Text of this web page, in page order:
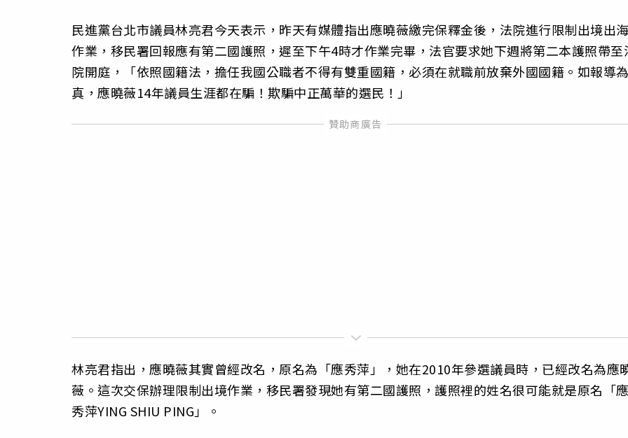
民進黨台北市議員林亮君今天表示，昨天有媒體指出應曉薇繳完保釋金後，法院進行限制出境出海
作業，移民署回報應有第二國護照，遲至下午4時才作業完畢，法官要求她下週將第二本護照帶至
院開庭，「依照國籍法，擔任我國公職者不得有雙重國籍，必須在就職前放棄外國國籍。如報導為
真，應曉薇14年議員生涯都在騙！欺騙中正萬華的選民！」
林亮君指出，應曉薇其實曾經改名，原名為「應秀萍」，她在2010年參選議員時，已經改名為應
薇。這次交保辦理限制出境作業，移民署發現她有第二國護照，護照裡的姓名很可能就是原名「應
秀萍YING SHIU PING」。